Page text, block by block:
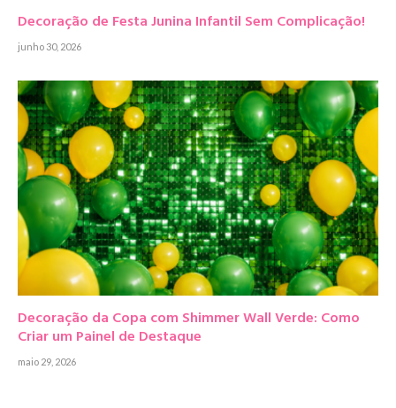
Decoração de Festa Junina Infantil Sem Complicação!
junho 30, 2026
Decoração da Copa com Shimmer Wall Verde: Como
Criar um Painel de Destaque
maio 29, 2026